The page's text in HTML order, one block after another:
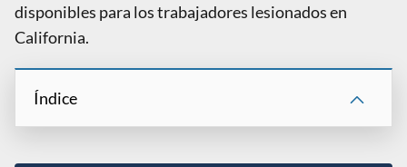
disponibles para los trabajadores lesionados en
California.
Índice